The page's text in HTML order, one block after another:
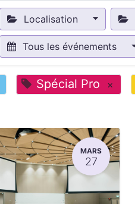
Localisation
Tous les événements
Spécial Pro ×
MARS
27